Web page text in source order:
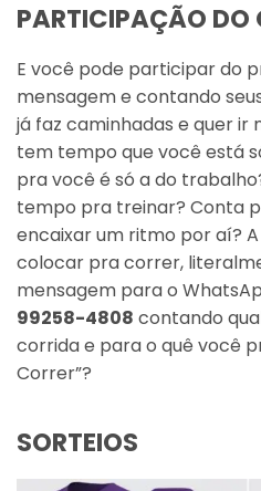
PARTICIPAÇÃO DO
E você pode participar do
mensagem e contando
já faz caminhadas e quer ir
tem tempo que você está
pra você é só a do
tempo pra treinar? Conta
encaixar um ritmo por aí?
colocar pra correr,
mensagem para o
99258-4808 contando
corrida e para o quê você
Correr”?
SORTEIOS